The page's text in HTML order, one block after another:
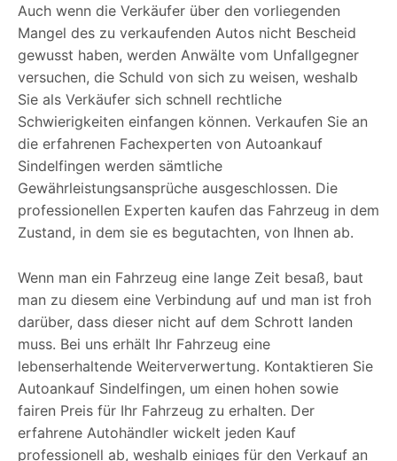
Auch wenn die Verkäufer über den vorliegenden
Mangel des zu verkaufenden Autos nicht Bescheid
gewusst haben, werden Anwälte vom Unfallgegner
versuchen, die Schuld von sich zu weisen, weshalb
Sie als Verkäufer sich schnell rechtliche
Schwierigkeiten einfangen können. Verkaufen Sie an
die erfahrenen Fachexperten von Autoankauf
Sindelfingen werden sämtliche
Gewährleistungsansprüche ausgeschlossen. Die
professionellen Experten kaufen das Fahrzeug in dem
Zustand, in dem sie es begutachten, von Ihnen ab.
Wenn man ein Fahrzeug eine lange Zeit besaß, baut
man zu diesem eine Verbindung auf und man ist froh
darüber, dass dieser nicht auf dem Schrott landen
muss. Bei uns erhält Ihr Fahrzeug eine
lebenserhaltende Weiterverwertung. Kontaktieren Sie
Autoankauf Sindelfingen, um einen hohen sowie
fairen Preis für Ihr Fahrzeug zu erhalten. Der
erfahrene Autohändler wickelt jeden Kauf
professionell ab, weshalb einiges für den Verkauf an